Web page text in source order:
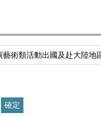
藝術類活動出國及赴大陸地